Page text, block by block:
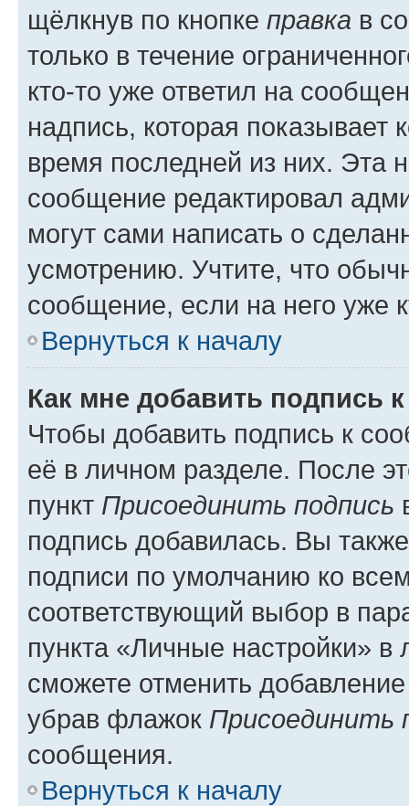
щёлкнув по кнопке правка в
только в течение
кто-то уже ответил на
надпись, которая показывает
время последней из них. Эта
сообщение редактировал
могут сами написать о
усмотрению. Учтите, что
сообщение, если на него уже
Вернуться к началу
Как мне добавить подпись
Чтобы добавить подпись к
её в личном разделе. После
пункт Присоединить подпись
подпись добавилась. Вы
подписи по умолчанию ко
соответствующий выбор в
пункта «Личные настройки»
сможете отменить
убрав флажок Присоединить
сообщения.
Вернуться к началу